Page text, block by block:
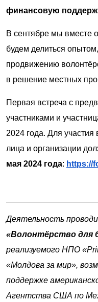
финансовую
В сентябре мы вместе
будем делиться
продвижению
в решение местных
Первая встреча с
участниками и
2024 года. Для
лица и организации
мая 2024 года: https://
Деятельность
«Волонтёрство для
реализуемого НПО
«Молдова за мир»,
поддержке
Агентства США по